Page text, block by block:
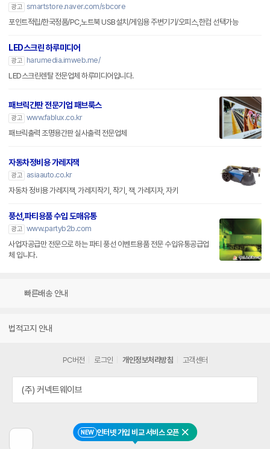
NEW 인터넷 가입 비교 서비스 오픈 닫기
광고 smartstore.naver.com/sbcore
포인트적립/한국정품/PC,노트북 USB설치/게임용 주변기기/오피스,한컴 선택가능
LED스크린 하루미디어
광고
harumedia.imweb.me/
LED스크린렌탈 전문업체 하루미디어입니다.
패브릭간판 전문기업 패브룩스
광고 www.fablux.co.kr
패브릭출력 조명용간판 실사출력 전문업체
자동차정비용 가레지잭
광고
asiaauto.co.kr
자동차 정비용 가레지잭, 가레지작기, 작기, 잭, 가레지자, 자키
풍선,파티용품 수입 도매유통
광고 www.partyb2b.com
사업자공급만 전문으로 하는 파티 풍선 이벤트용품 전문 수입유통공급업
체 입니다.
빠른배송 안내
법적고지 안내
PC버전 로그인 개인정보처리방침 고객센터
(주) 커넥트웨이브